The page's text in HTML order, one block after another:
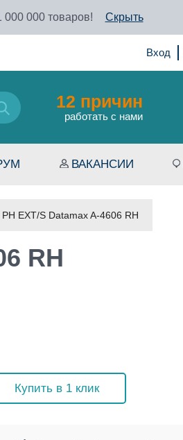
000 000 товаров! Скрыть
Вход
12 причин
работать с нами
ВАКАНСИИ
EXT/S Datamax A-4606 RH
RH
Купить в 1 клик